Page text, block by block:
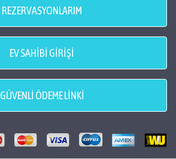
REZERVASYONLARIM
EV SAHİBİ GİRİŞİ
GÜVENLİ ÖDEME LİNKİ